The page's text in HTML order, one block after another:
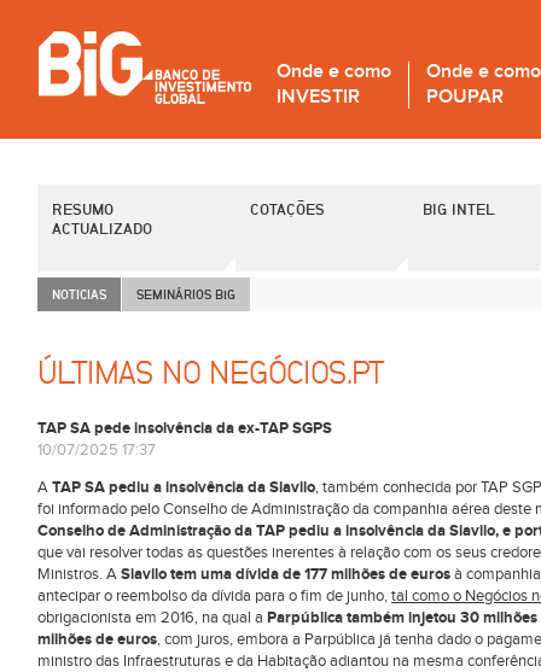
Onde e como
INVESTIR
Onde e como
POUPAR
RESUMO
ACTUALIZADO
COTAÇÕES BIG INTEL
NOTICIAS SEMINÁRIOS BiG
ÚLTIMAS NO NEGÓCIOS.PT
TAP SA pede insolvência da ex-TAP SGPS
10/07/2025 17:37
ATAP SA pediu a insolvência da Siavilo, também conhecida por TAP
foi informado pelo Conselho de Administração da companhia aérea deste
Conselho de Administração da TAP pediu a insolvência da Siavilo, e
que vai resolver todas as questões inerentes à relação com os seus
Ministros. ASiavilo tem uma dívida de 177 milhões de eurosà
antecipar o reembolso da dívida para o fim de junho,tal como o Negócios
obrigacionista em 2016, na qual a Parpública também injetou 30 milhões
milhões de euros, com juros, embora a Parpública já tenha dado o
ministro das Infraestruturas e da Habitação adiantou na mesma